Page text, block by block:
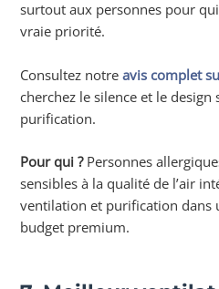
surtout aux personnes pour
vraie priorité.
Consultez notreavis complet
cherchez le silence et le
purification.
Pour qui ?Personnes
sensibles à la qualité de l’air
ventilation et purification dans
budget premium.